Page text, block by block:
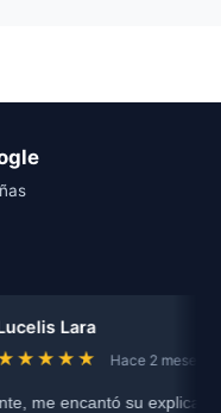
Lara
Hace 2 meses
me encantó su explicación